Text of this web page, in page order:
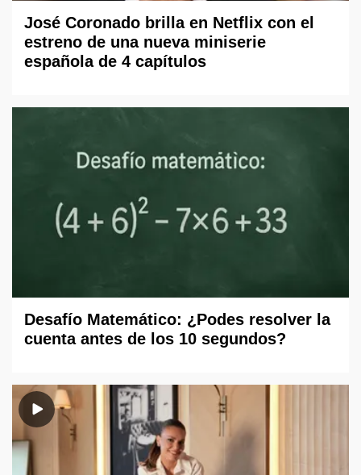
José Coronado brilla en Netflix con el
estreno de una nueva miniserie
española de 4 capítulos
Desafío Matemático: ¿Podes resolver la
cuenta antes de los 10 segundos?